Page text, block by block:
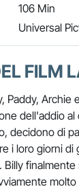
106 Min
Universal
FILM
Paddy, Archie
dell'addio al
decidono di
i loro giorni di
Billy